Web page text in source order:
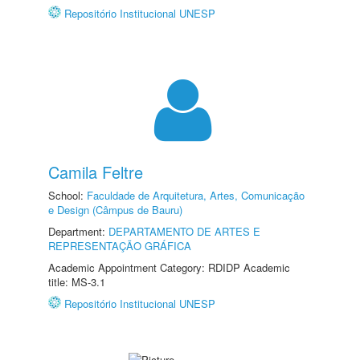
Repositório Institucional UNESP
Camila Feltre
School: Faculdade de Arquitetura, Artes, Comunicação
e Design (Câmpus de Bauru)
Department: DEPARTAMENTO DE ARTES E
REPRESENTAÇÃO GRÁFICA
Academic Appointment Category: RDIDP Academic
title: MS-3.1
Repositório Institucional UNESP